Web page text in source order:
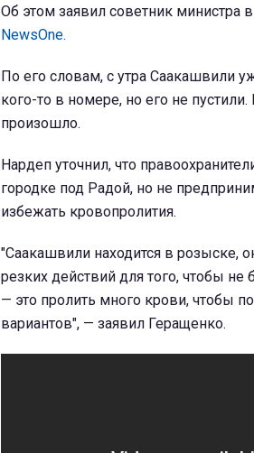
Об этом заявил советник министра
NewsOne.
По его словам, с утра Саакашвили
кого-то в номере, но его не
произошло.
Нардеп уточнил, что
городке под Радой, но не
избежать кровопролития.
"Саакашвили находится в розыске,
резких действий для того, чтобы
— это пролить много крови, чтобы
вариантов", — заявил Геращенко.